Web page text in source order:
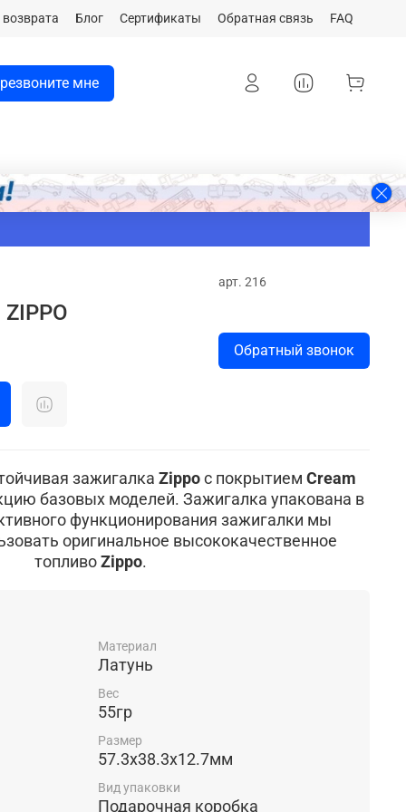
Блог Сертификаты Обратная связь FAQ
мне
арт. 216
Обратный звонок
зажигалка Zippoс покрытием Cream
базовых моделей. Зажигалка упакована в
функционирования зажигалки мы
оригинальное высококачественное
топливоZippo.
Материал
Латунь
Вес
55гр
Размер
57.3х38.3х12.7мм
Вид упаковки
Подарочная коробка